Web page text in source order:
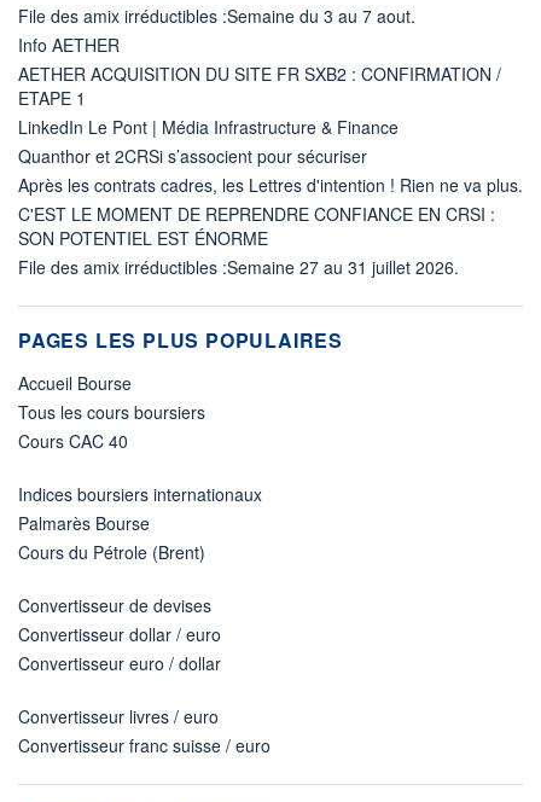
File des amix irréductibles :Semaine du 3 au 7 aout.
Info AETHER
AETHER ACQUISITION DU SITE FR SXB2 : CONFIRMATION /
ETAPE 1
LinkedIn Le Pont | Média Infrastructure & Finance
Quanthor et 2CRSi s’associent pour sécuriser
Après les contrats cadres, les Lettres d'intention ! Rien ne va plus.
C'EST LE MOMENT DE REPRENDRE CONFIANCE EN CRSI :
SON POTENTIEL EST ÉNORME
File des amix irréductibles :Semaine 27 au 31 juillet 2026.
PAGES LES PLUS POPULAIRES
Accueil Bourse
Tous les cours boursiers
Cours CAC 40
Indices boursiers internationaux
Palmarès Bourse
Cours du Pétrole (Brent)
Convertisseur de devises
Convertisseur dollar / euro
Convertisseur euro / dollar
Convertisseur livres / euro
Convertisseur franc suisse / euro